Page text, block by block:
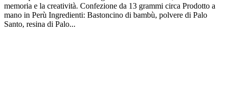
memoria e la creatività. Confezione da 13 grammi circa Prodotto a
mano in Perù Ingredienti: Bastoncino di bambù, polvere di Palo
Santo, resina di Palo...